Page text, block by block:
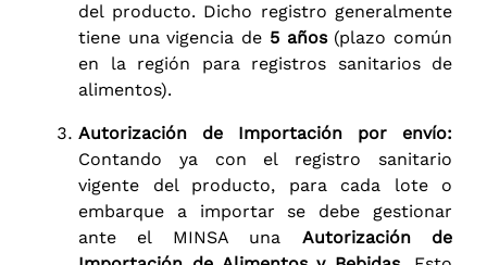
del producto. Dicho registro generalmente
tiene una vigencia de 5 años(plazo común
en la región para registros sanitarios de
alimentos).
Autorización de Importación por envío:
Contando ya con el registro sanitario
vigente del producto, para cada lote o
embarque a importar se debe gestionar
ante el MINSA una Autorización de